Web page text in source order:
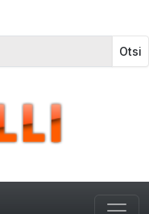
Otsi